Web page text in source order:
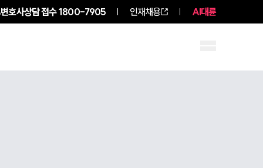
변호사상담 접수1800-7905 인재채용 AI대륜